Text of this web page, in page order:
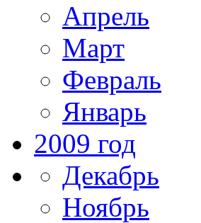
Апрель
Март
Февраль
Январь
2009 год
Декабрь
Ноябрь